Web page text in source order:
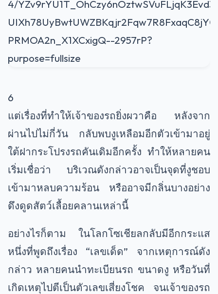
6
แต่เรื่องที่ทำให้เจ้าของรถยิ่งผวาคือ หลังจาก
ผ่านไปไม่กี่วัน กลับพบงูเหลือมอีกตัวเข้ามาอยู่
ใต้ฝากระโปรงรถคันเดิมอีกครั้ง ทำให้หลายคน
เริ่มเชื่อว่า บริเวณดังกล่าวอาจเป็นจุดที่งูชอบ
เข้ามาหลบความร้อน หรืออาจมีกลิ่นบางอย่าง
ดึงดูดสัตว์เลื้อยคลานเหล่านี้
อย่างไรก็ตาม ในโลกโซเชียลกลับมีอีกกระแส
หนึ่งที่พูดถึงเรื่อง “เลขเด็ด” จากเหตุการณ์ดัง
กล่าว หลายคนนำทะเบียนรถ ขนาดงู หรือวันที่
เกิดเหตุไปตีเป็นตัวเลขเสี่ยงโชค จนเจ้าของรถ